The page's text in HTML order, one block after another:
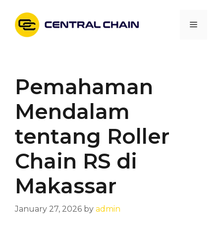
content
Menu
Pemahaman
Mendalam
tentang Roller
Chain RS di
Makassar
January 27, 2026 by admin